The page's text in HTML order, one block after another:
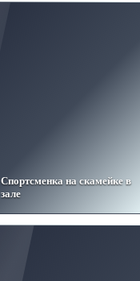
Спортсменка на скамейке в
зале